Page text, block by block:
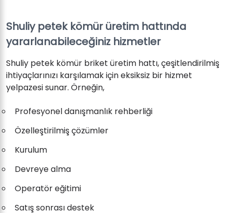
Shuliy petek kömür üretim hattında
yararlanabileceğiniz hizmetler
Shuliy petek kömür briket üretim hattı, çeşitlendirilmiş
ihtiyaçlarınızı karşılamak için eksiksiz bir hizmet
yelpazesi sunar. Örneğin,
Profesyonel danışmanlık rehberliği
Özelleştirilmiş çözümler
Kurulum
Devreye alma
Operatör eğitimi
Satış sonrası destek